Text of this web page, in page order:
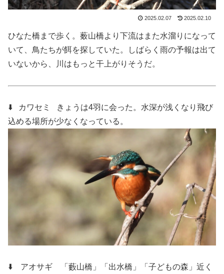
2025.02.07 2025.02.10
ひなた橋まで歩く。薮山橋より下流はまた水溜りになって
いて、鳥たちが餌を探していた。しばらく雨の予報は出て
いないから、川はもっと干上がりそうだ。
⬇️ カワセミ
きょうは4羽に会った。水深が浅くなり飛び
込める場所が少なくなっている。
⬇️ アオサギ 「藪山橋」「出水橋」「子どもの森」近く